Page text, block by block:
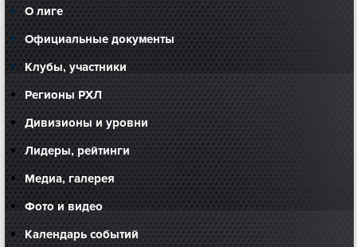
О лиге
Официальные документы
Клубы, участники
Регионы РХЛ
Дивизионы и уровни
Лидеры, рейтинги
Медиа, галерея
Фото и видео
Календарь событий